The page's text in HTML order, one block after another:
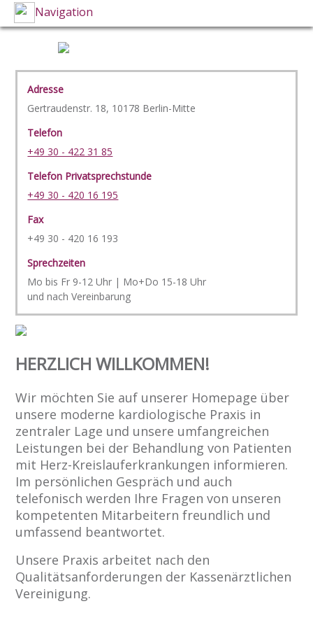
Navigation
Adresse
Gertraudenstr. 18, 10178 Berlin-Mitte
Telefon
+49 30 - 422 31 85
Telefon Privatsprechstunde
+49 30 - 420 16 195
Fax
+49 30 - 420 16 193
Sprechzeiten
Mo bis Fr 9-12 Uhr | Mo+Do 15-18 Uhr
und nach Vereinbarung
HERZLICH WILLKOMMEN!
Wir möchten Sie auf unserer Homepage über
unsere moderne kardiologische Praxis in
zentraler Lage und unsere umfangreichen
Leistungen bei der Behandlung von Patienten
mit Herz-Kreislauferkrankungen informieren.
Im persönlichen Gespräch und auch
telefonisch werden Ihre Fragen von unseren
kompetenten Mitarbeitern freundlich und
umfassend beantwortet.
Unsere Praxis arbeitet nach den
Qualitätsanforderungen der Kassenärztlichen
Vereinigung.